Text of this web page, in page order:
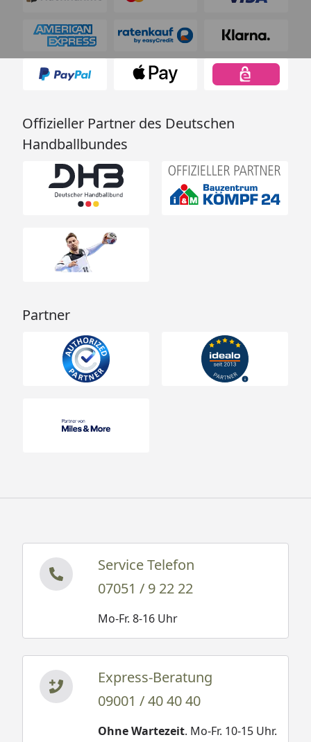
Offizieller Partner des Deutschen
Handballbundes
Partner
Service Telefon
07051 / 9 22 22
Mo-Fr. 8-16 Uhr
Express-Beratung
09001 / 40 40 40
Ohne Wartezeit. Mo-Fr. 10-15 Uhr.